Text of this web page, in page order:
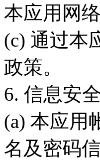
本应用网
(c) 通过本
政策。
6. 信息安
(a) 本应用
名及密码